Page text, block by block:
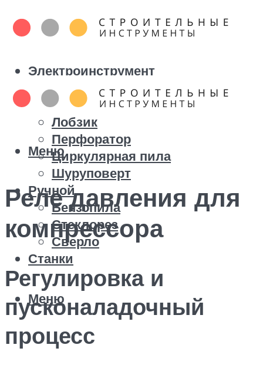
Электроинструмент
Болгарка
Дрель
Лобзик
Перфоратор
Циркулярная пила
Шуруповерт
Ручной
Бензопила
Стеклорез
Сверло
Станки
Меню
Меню
Реле давления для
компрессора
Регулировка и
пусконаладочный
процесс